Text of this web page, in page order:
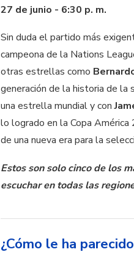
27 de junio - 6:30 p. m.
Sin duda el partido más
campeona de la Nations
otras estrellas como
generación de la historia de la
una estrella mundial y con
lo logrado en la Copa América
de una nueva era para la
Estos son solo cinco de los
escuchar en todas las
¿Cómo le ha